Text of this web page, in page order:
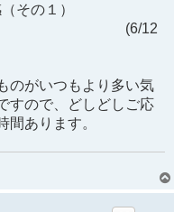
その１）
のがいつもより多い気
すので、どしどしご応
間あります。